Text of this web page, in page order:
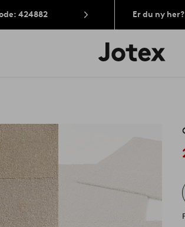
424882 Er du ny
Jotex
logo